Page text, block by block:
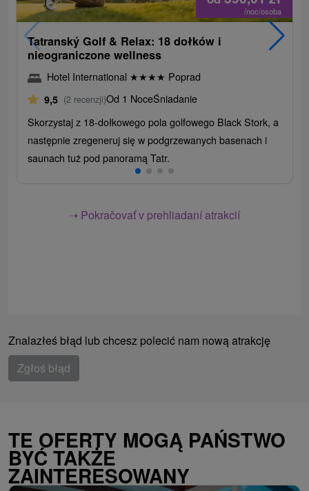
/noc/osoba
Tatranský Golf & Relax: 18 dołków i
nieograniczone wellness
Hotel International ★★★★ Poprad
9,5 (2 recenzji)Od 1 NoceŚniadanie
Skorzystaj z 18-dołkowego pola golfowego Black Stork, a
następnie zregeneruj się w podgrzewanych basenach i
saunach tuż pod panoramą Tatr.
➝ Pokračovať v prehliadaní atrakcií
Znalazłeś błąd lub chcesz polecić nam nową atrakcję
Zgłoś błąd
TE OFERTY MOGĄ PAŃSTWO
BYĆ TAKŻE
ZAINTERESOWANY